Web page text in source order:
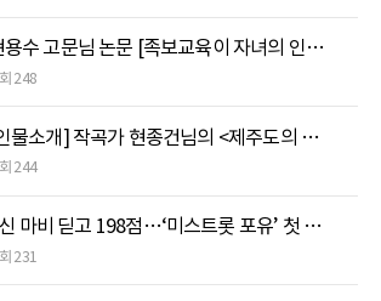
님 논문 [족보교육이 자녀의 인성 형성에 미치는 영향 연구]
248
소개] 작곡가 현종건님의 <제주도의 노래>
244
비 딛고 198점…‘미스트롯 포유’ 첫 회 1위 차지
231